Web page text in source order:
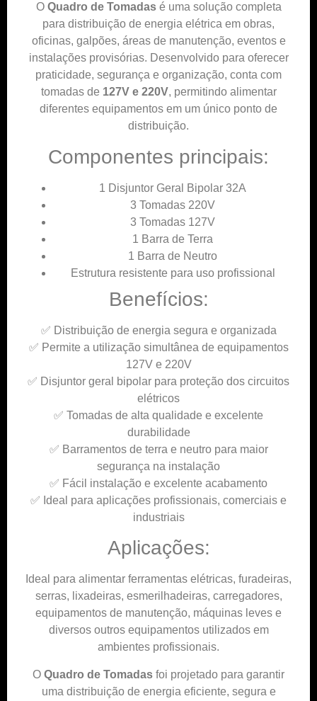
O Quadro de Tomadas é uma solução completa
para distribuição de energia elétrica em obras,
oficinas, galpões, áreas de manutenção, eventos e
instalações provisórias. Desenvolvido para oferecer
praticidade, segurança e organização, conta com
tomadas de 127V e 220V, permitindo alimentar
diferentes equipamentos em um único ponto de
distribuição.
Componentes principais:
1 Disjuntor Geral Bipolar 32A
3 Tomadas 220V
3 Tomadas 127V
1 Barra de Terra
1 Barra de Neutro
Estrutura resistente para uso profissional
Benefícios:
✅ Distribuição de energia segura e organizada
✅ Permite a utilização simultânea de equipamentos
127V e 220V
✅ Disjuntor geral bipolar para proteção dos circuitos
elétricos
✅ Tomadas de alta qualidade e excelente
durabilidade
✅ Barramentos de terra e neutro para maior
segurança na instalação
✅ Fácil instalação e excelente acabamento
✅ Ideal para aplicações profissionais, comerciais e
industriais
Aplicações:
Ideal para alimentar ferramentas elétricas, furadeiras,
serras, lixadeiras, esmerilhadeiras, carregadores,
equipamentos de manutenção, máquinas leves e
diversos outros equipamentos utilizados em
ambientes profissionais.
O Quadro de Tomadas foi projetado para garantir
uma distribuição de energia eficiente, segura e